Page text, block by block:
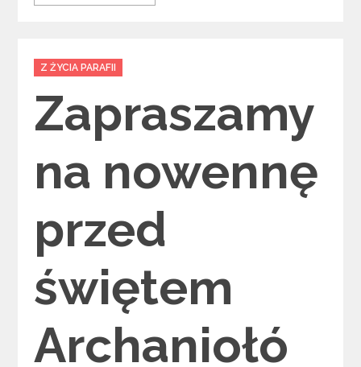
Categories
Z ŻYCIA PARAFII
Zapraszamy
na nowennę
przed
świętem
Archaniołó